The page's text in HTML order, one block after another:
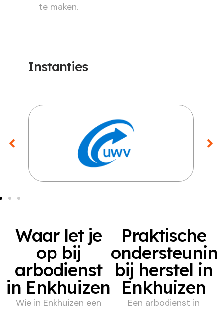
te maken.
Instanties
Waar let je
op bij
arbodienst
in Enkhuizen
Wie in Enkhuizen een
Praktische
bij herstel in
Enkhuizen
Een arbodienst in